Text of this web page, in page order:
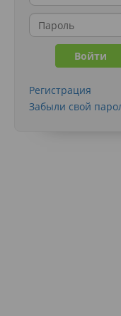
Регистрация
Забыли свой